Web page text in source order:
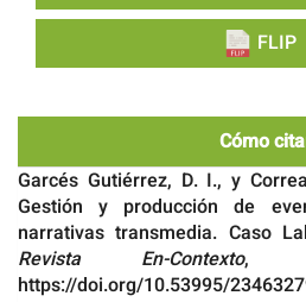
FLIP
Cómo
Garcés Gutiérrez, D. I., y
Gestión y producción de
narrativas transmedia. Caso
Revista En-Contexto,
https://doi.org/10.53995/